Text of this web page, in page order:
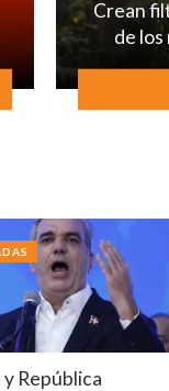
Crean
de
República